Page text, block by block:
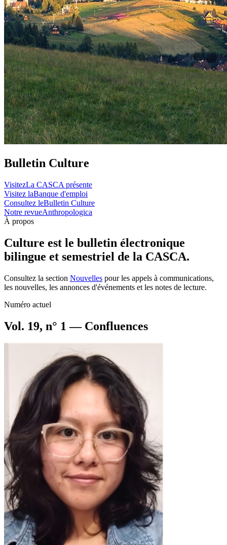
Bulletin Culture
VisitezLa CASCA présente
Visitez laBanque d'emploi
Consultez leBulletin Culture
Notre revueAnthropologica
À propos
Culture est le bulletin électronique
bilingue et semestriel de la CASCA.
Consultez la section Nouvelles pour les appels à communications,
les nouvelles, les annonces d'événements et les notes de lecture.
Numéro actuel
Vol. 19, n° 1 — Confluences